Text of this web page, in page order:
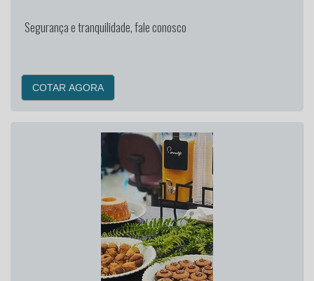
Segurança e tranquilidade, fale conosco
COTAR AGORA